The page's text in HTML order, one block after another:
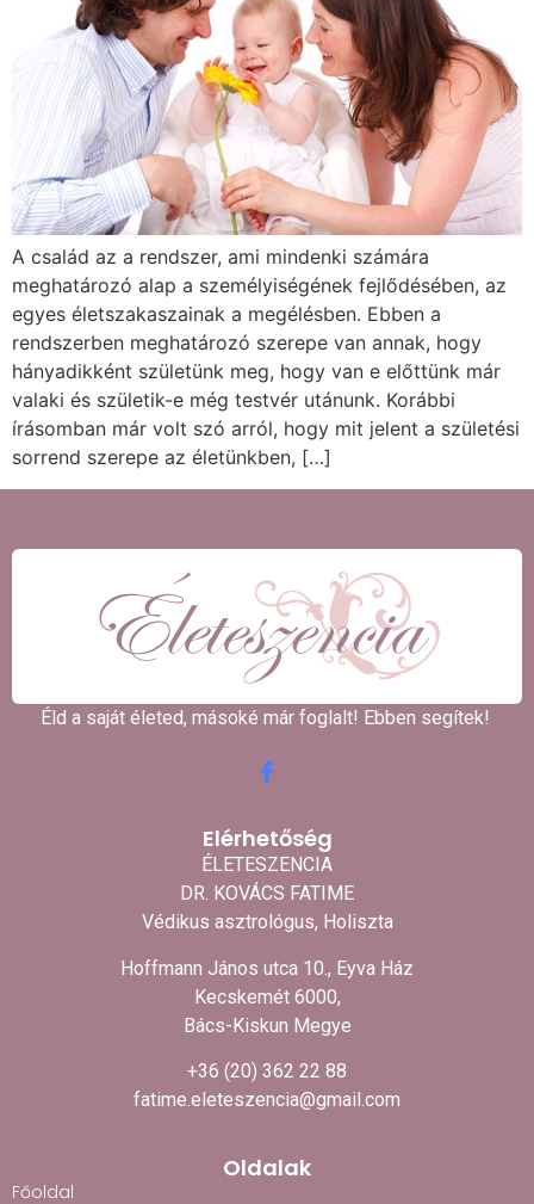
A család az a rendszer, ami mindenki számára
meghatározó alap a személyiségének fejlődésében, az
egyes életszakaszainak a megélésben. Ebben a
rendszerben meghatározó szerepe van annak, hogy
hányadikként születünk meg, hogy van e előttünk már
valaki és születik-e még testvér utánunk. Korábbi
írásomban már volt szó arról, hogy mit jelent a születési
sorrend szerepe az életünkben, […]
Éld a saját életed, másoké már foglalt! Ebben segítek! ​
Elérhetőség
ÉLETESZENCIA
DR. KOVÁCS FATIME
Védikus asztrológus, Holiszta
Hoffmann János utca 10., Eyva Ház
Kecskemét 6000,
Bács-Kiskun Megye
+36 (20) 362 22 88
fatime.eleteszencia@gmail.com
Oldalak
Főoldal